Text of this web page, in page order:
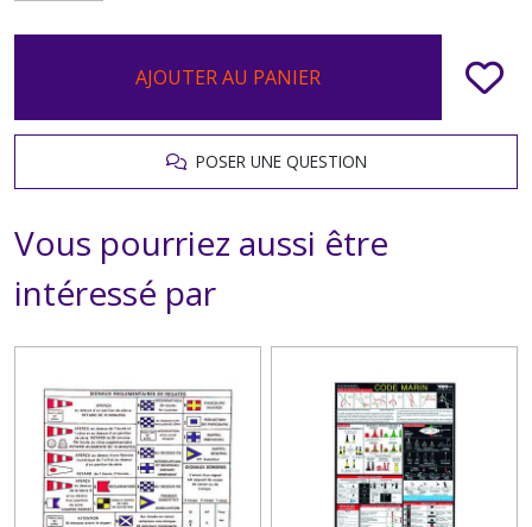
AJOUTER AU PANIER
POSER UNE QUESTION
Vous pourriez aussi être
intéressé par